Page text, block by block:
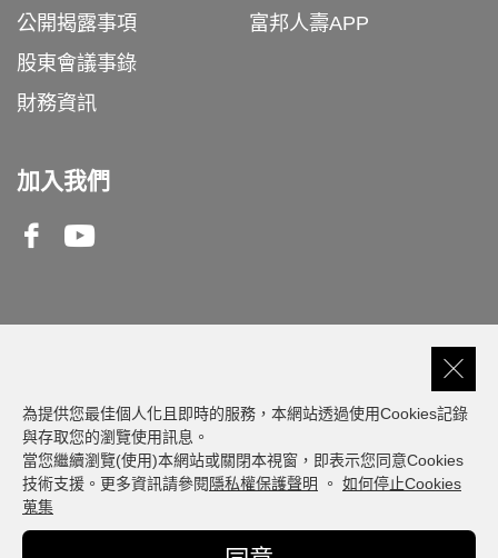
公開揭露事項
股東會議事錄
財務資訊
富邦人壽APP
加入我們
客服專線0809-000-550
建議瀏覽器版本: 最新版本 Chrome、Firefox、
Safari、Edge
為提供您最佳個人化且即時的服務，本網站透過使用Cookies記錄
與存取您的瀏覽使用訊息。
當您繼續瀏覽(使用)本網站或關閉本視窗，即表示您同意Cookies
技術支援。更多資訊請參閱 隱私權保護聲明 。 如何停止Cookies
蒐集